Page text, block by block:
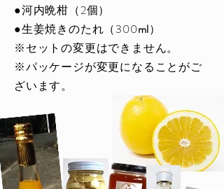
●河内晩柑（2個）
​●生姜焼きのたれ（300ml）
​※セットの変更はできません。
​※パッケージが変更になることがご
ざいます。